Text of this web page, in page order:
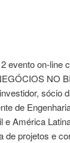
evento on-line
NO
sócio
de
e América
de projetos e